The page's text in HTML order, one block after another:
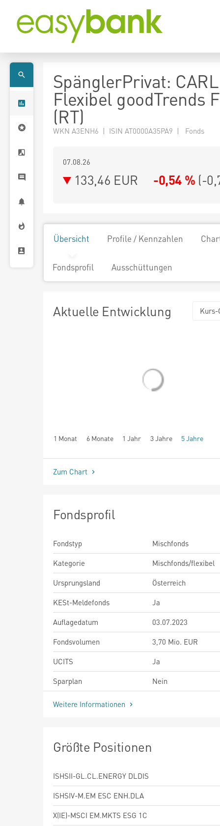
SpänglerPrivat: CARL
Flexibel goodTrends
(RT)
WKN A3ENH6 | ISIN AT0000A35PA9 | Fonds
07.08.26
133,46 EUR -0,54 % (-
Übersicht Profile / Kennzahlen
Fondsprofil Ausschüttungen
Aktuelle Entwicklung Kurs-
1 Monat 6 Monate 1 Jahr 3 Jahre 5 Jahre
seit Beginn
Zum Chart
Fondsprofil
Fondstyp
Mischfonds
Kategorie
Mischfonds/flexibel
Ursprungsland
Österreich
KESt-Meldefonds
Ja
Auflagedatum
03.07.2023
Fondsvolumen
3,70 Mio. EUR
UCITS
Ja
Sparplan
Nein
Weitere Informationen
Größte Positionen
ISHSII-GL.CL.ENERGY DLDIS
ISHSIV-M.EM ESC ENH.DLA
X(IE)-MSCI EM.MKTS ESG 1C